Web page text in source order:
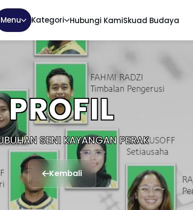
Menu Kategori Hubungi KamiSkuad Budaya
PROFIL
SENI KAYANGAN PERAK
Kembali